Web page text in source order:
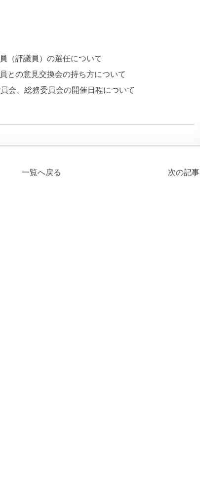
評議員）の選任について
の意見交換会の持ち方について
、総務委員会の開催日程について
一覧へ戻る 次の記事